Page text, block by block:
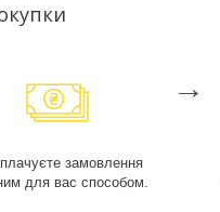
замовлення
для вас способом.
→